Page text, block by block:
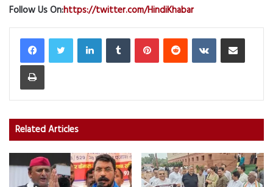
Follow Us On:https://twitter.com/HindiKhabar
LinkedInTumblr PinterestReddit VKontakteShare via Email
Print
Related Articles